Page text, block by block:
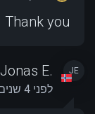
Thank you
JE
Jonas E.
לפני 4 שנים